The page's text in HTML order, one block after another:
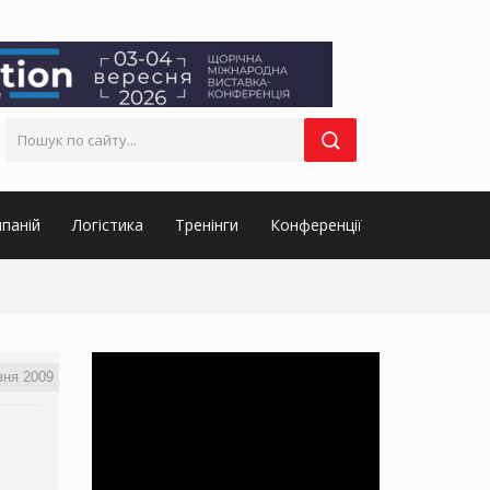
Логістика Тренінги Конференції
2009